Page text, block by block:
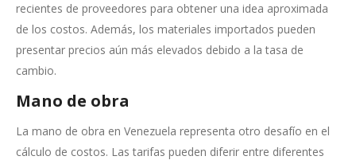
recientes de proveedores para obtener una idea aproximada
de los costos. Además, los materiales importados pueden
presentar precios aún más elevados debido a la tasa de
cambio.
Mano de obra
La mano de obra en Venezuela representa otro desafío en el
cálculo de costos. Las tarifas pueden diferir entre diferentes